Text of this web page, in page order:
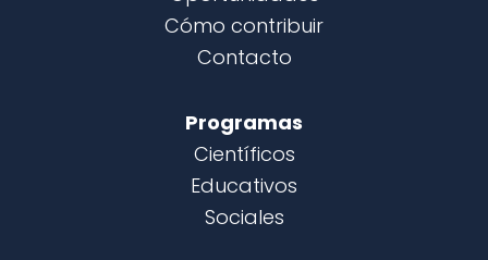
Cómo contribuir
Contacto
Programas
Científicos
Educativos
Sociales